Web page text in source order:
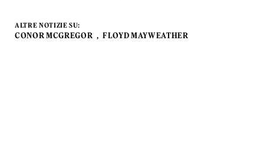
ALTRE NOTIZIE SU:
CONOR MCGREGOR FLOYD MAYWEATHER